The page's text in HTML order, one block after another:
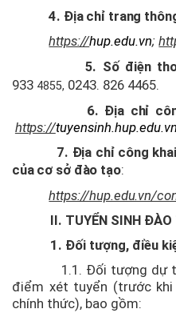
học
trình
Tuyển
+ Tin
tuyển
4. Địa chỉ trang thông
https://hup.edu.vn;
5. Số điện thoại
933 4855, 0243. 826 4465.
6. Địa chỉ công
https://tuyensinh.hup.edu.vn
7. Địa chỉ công khai
của cơ sở đào tạo:
https://hup.edu.vn/
II. TUYỂN SINH
1. Đối tượng, điều
1.1. Đối tượng dự
điểm xét tuyển (trước
chính thức), bao gồm: